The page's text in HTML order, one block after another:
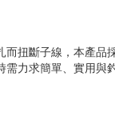
扭斷子線，本產品
力求簡單、實用與